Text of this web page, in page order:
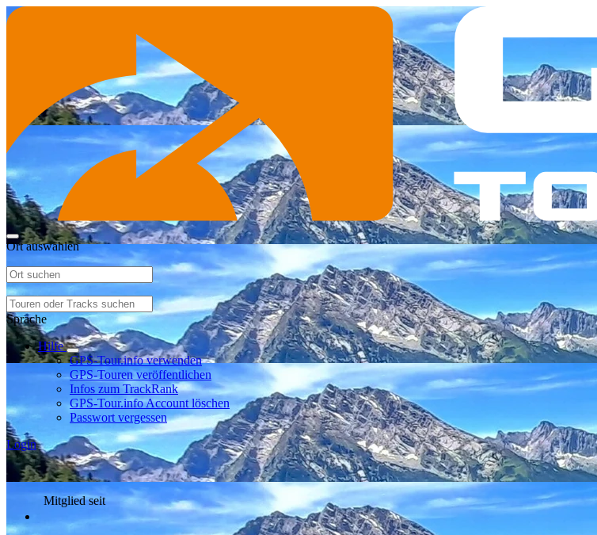
Ort auswählen
Sprache
Hilfe
GPS-Tour.info verwenden
GPS-Touren veröffentlichen
Infos zum TrackRank
GPS-Tour.info Account löschen
Passwort vergessen
Login
Mitglied seit